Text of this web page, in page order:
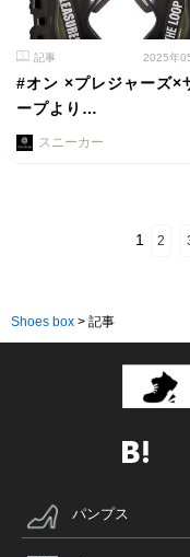
記事 2025年
#オン ×プレジャーズ×
ープより…
スニーカー
1 2
Shoes box > 記事
パンプス